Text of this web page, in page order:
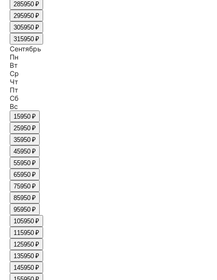
285950 ₽
295950 ₽
305950 ₽
315950 ₽
Сентябрь
Пн
Вт
Ср
Чт
Пт
Сб
Вс
15950 ₽
25950 ₽
35950 ₽
45950 ₽
55950 ₽
65950 ₽
75950 ₽
85950 ₽
95950 ₽
105950 ₽
115950 ₽
125950 ₽
135950 ₽
145950 ₽